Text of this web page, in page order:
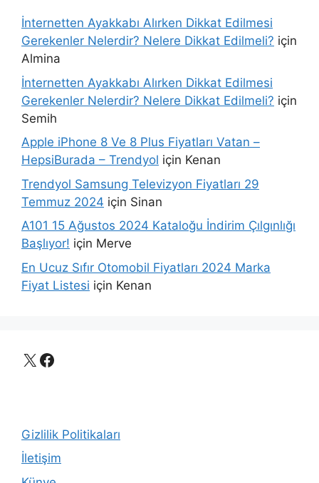
İnternetten Ayakkabı Alırken Dikkat Edilmesi
Gerekenler Nelerdir? Nelere Dikkat Edilmeli? için
Almina
İnternetten Ayakkabı Alırken Dikkat Edilmesi
Gerekenler Nelerdir? Nelere Dikkat Edilmeli? için
Semih
Apple iPhone 8 Ve 8 Plus Fiyatları Vatan –
HepsiBurada – Trendyol için Kenan
Trendyol Samsung Televizyon Fiyatları 29
Temmuz 2024 için Sinan
A101 15 Ağustos 2024 Kataloğu İndirim Çılgınlığı
Başlıyor! için Merve
En Ucuz Sıfır Otomobil Fiyatları 2024 Marka
Fiyat Listesi için Kenan
X Facebook
Gizlilik Politikaları
İletişim